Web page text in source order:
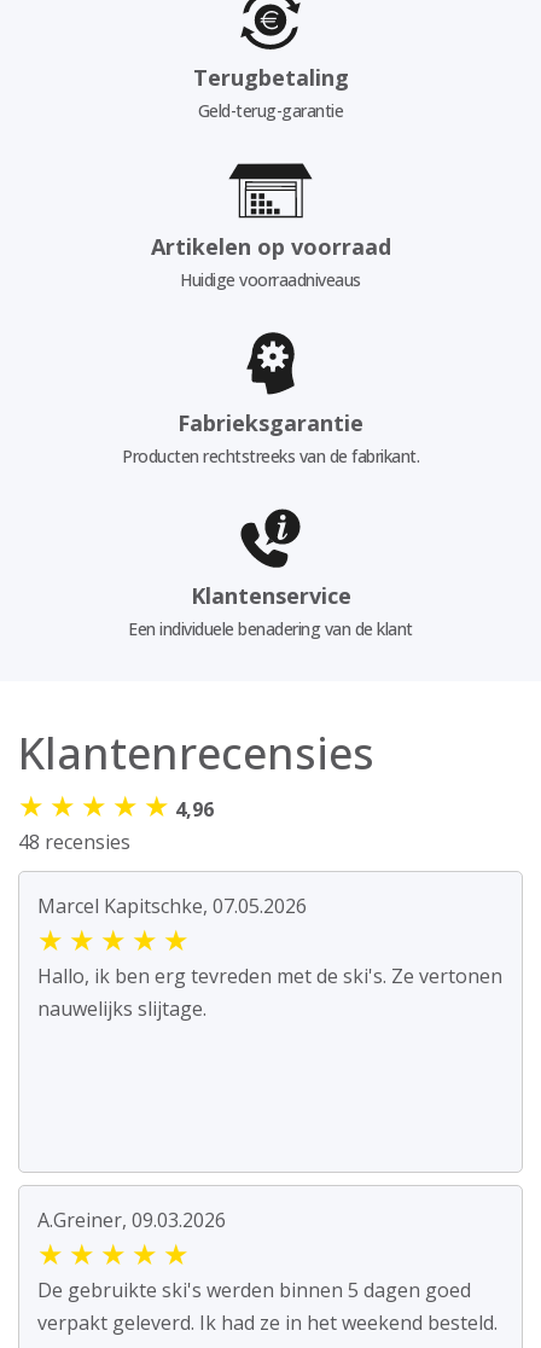
Terugbetaling
Geld-terug-garantie
Artikelen op voorraad
Huidige voorraadniveaus
Fabrieksgarantie
Producten rechtstreeks van de fabrikant.
Klantenservice
Een individuele benadering van de klant
Klantenrecensies
★ ★ ★ ★ ★ 4,96
48 recensies
Marcel Kapitschke, 07.05.2026
★ ★ ★ ★ ★
Hallo, ik ben erg tevreden met de ski's. Ze vertonen
nauwelijks slijtage.
A.Greiner, 09.03.2026
★ ★ ★ ★ ★
De gebruikte ski's werden binnen 5 dagen goed
verpakt geleverd. Ik had ze in het weekend besteld.